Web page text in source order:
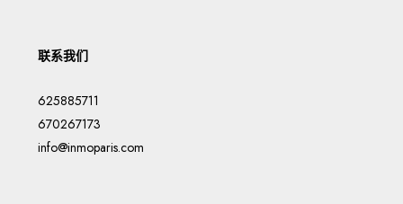
联系我们
625885711
670267173
info@inmoparis.com